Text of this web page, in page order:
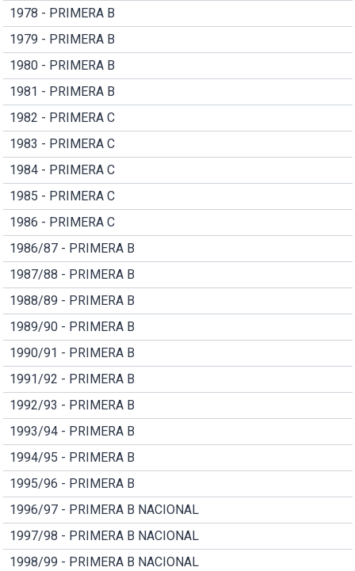
1978 - PRIMERA B
1979 - PRIMERA B
1980 - PRIMERA B
1981 - PRIMERA B
1982 - PRIMERA C
1983 - PRIMERA C
1984 - PRIMERA C
1985 - PRIMERA C
1986 - PRIMERA C
1986/87 - PRIMERA B
1987/88 - PRIMERA B
1988/89 - PRIMERA B
1989/90 - PRIMERA B
1990/91 - PRIMERA B
1991/92 - PRIMERA B
1992/93 - PRIMERA B
1993/94 - PRIMERA B
1994/95 - PRIMERA B
1995/96 - PRIMERA B
1996/97 - PRIMERA B NACIONAL
1997/98 - PRIMERA B NACIONAL
1998/99 - PRIMERA B NACIONAL